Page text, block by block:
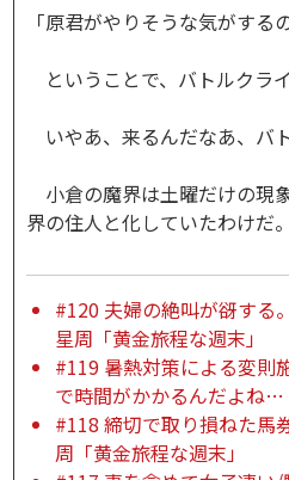
「原君がやりそうな気がするの
ということで、バトルクラ
いやあ、来るんだなあ、バ
小倉の魔界は土曜だけの現
界の住人と化していたわけだ。
#120 夫婦の絶叫が谺する
星周「黄金旅程な週末」
#119 暑熱対策による変則
で時間がかかるんだよね…
#118 締切で取り損ねた
周「黄金旅程な週末」